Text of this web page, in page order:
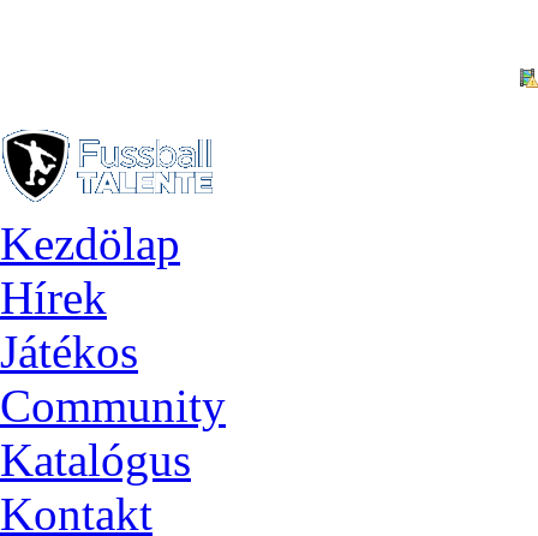
Kezdölap
Hírek
Játékos
Community
Katalógus
Kontakt